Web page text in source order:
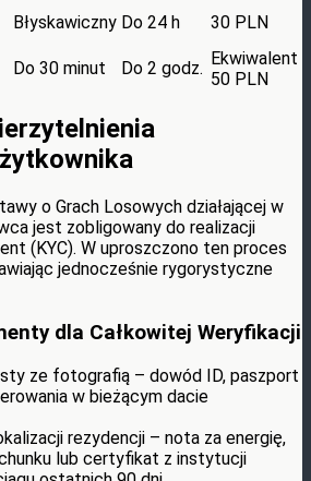
Błyskawiczny Do 24 h 30 PLN
Do 30 minut Do 2 godz. Ekwiwalent
50 PLN
o Grach Losowych działającej w
jest zobligowany do realizacji
(KYC). W uproszczono ten proces
jednocześnie rygorystyczne
dla Całkowitej Weryfikacji
ze fotografią – dowód ID, paszport
w bieżącym dacie
rezydencji – nota za energię,
lub certyfikat z instytucji